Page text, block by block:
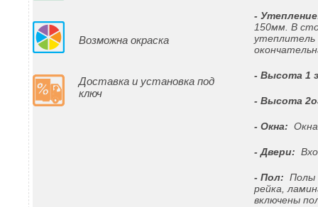
Возможна окраска
Доставка и установка под
ключ
-
150мм. В
- Высота 1
- Высота
- Окна:
- Двери:
- Пол: Полы
рейка,
включены